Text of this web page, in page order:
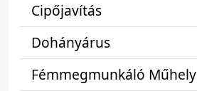
Cipőjavítás
Dohányárus
Fémmegmunkáló Műhely